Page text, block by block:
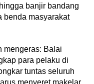
banjir bandang
benda masyarakat
mengeras: Balai
para pelaku di
tuntas seluruh